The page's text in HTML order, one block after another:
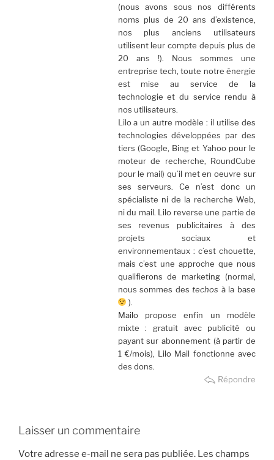
(nous avons sous nos différents
noms plus de 20 ans d’existence,
nos plus anciens utilisateurs
utilisent leur compte depuis plus de
20 ans !). Nous sommes une
entreprise tech, toute notre énergie
est mise au service de la
technologie et du service rendu à
nos utilisateurs.
Lilo a un autre modèle : il utilise des
technologies développées par des
tiers (Google, Bing et Yahoo pour le
moteur de recherche, RoundCube
pour le mail) qu’il met en oeuvre sur
ses serveurs. Ce n’est donc un
spécialiste ni de la recherche Web,
ni du mail. Lilo reverse une partie de
ses revenus publicitaires à des
projets sociaux et
environnementaux : c’est chouette,
mais c’est une approche que nous
qualifierons de marketing (normal,
nous sommes destechos à la base
).
Mailo propose enfin un modèle
mixte : gratuit avec publicité ou
payant sur abonnement (à partir de
1 €/mois), Lilo Mail fonctionne avec
des dons.
Répondre
Laisser un commentaire
Votre adresse e-mail ne sera pas publiée. Les champs